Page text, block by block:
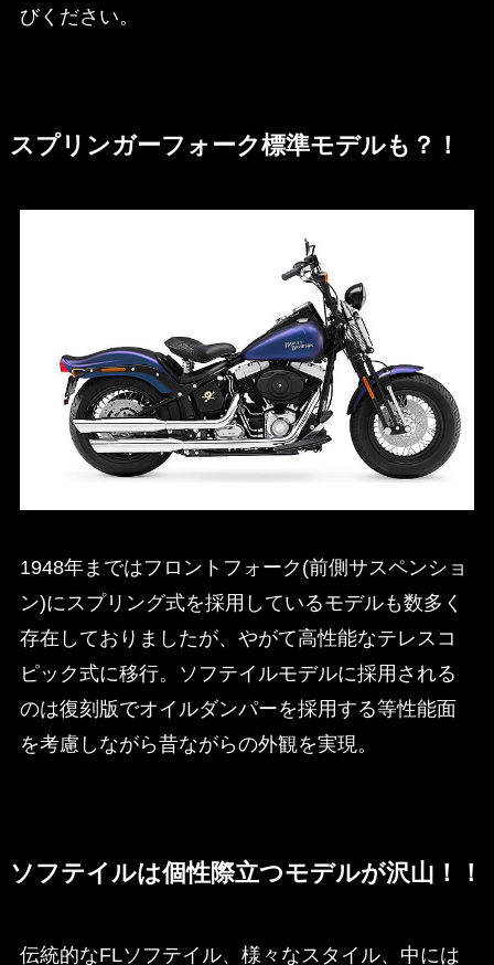
びください。
スプリンガーフォーク標準モデルも？！
1948年まではフロントフォーク(前側サスペンショ
ン)にスプリング式を採用しているモデルも数多く
存在しておりましたが、やがて高性能なテレスコ
ピック式に移行。ソフテイルモデルに採用される
のは復刻版でオイルダンパーを採用する等性能面
を考慮しながら昔ながらの外観を実現。
ソフテイルは個性際立つモデルが沢山！！
伝統的なFLソフテイル、様々なスタイル、中には